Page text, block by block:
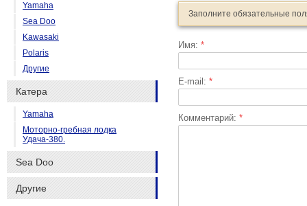
Yamaha
Sea Doo
Kawasaki
Polaris
Другие
Катера
Yamaha
Моторно-гребная лодка
Удача-380.
Sea Doo
Другие
Заполните обязательные
Имя: *
E-mail: *
Комментарий: *